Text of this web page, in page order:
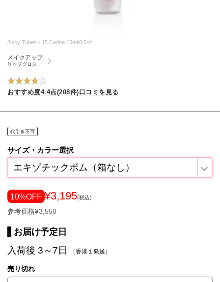
Juicy Tubes - 15 Cerise 15ml/0.5oz
メイクアップ
リップグロス
おすすめ度4.4点(208件)口コミを見る
代引き不可
サイズ・カラー選択
エキゾチックボム（箱なし）
10%OFF ¥3,195(税込)
参考価格¥3,550
お届け予定日
入荷後 3～7日 （香港１発送）
売り切れ